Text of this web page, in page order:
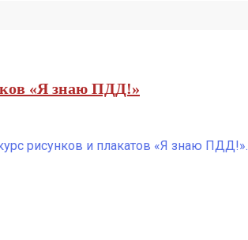
«Я знаю ПДД!»
рисунков и плакатов «Я знаю ПДД!».